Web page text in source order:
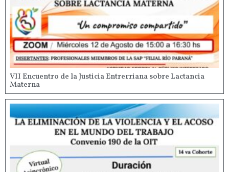
VII Encuentro de la Justicia Entrerriana sobre Lactancia
Materna